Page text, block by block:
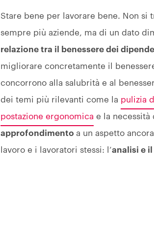
Stare bene per lavorare bene. Non
sempre più aziende, ma di un dato
relazione tra il benessere dei
migliorare concretamente il
concorrono alla salubrità e al
dei temi più rilevanti come la pulizia
postazione ergonomica e la
approfondimentoa un aspetto
lavoro e i lavoratori stessi: l’analisi e